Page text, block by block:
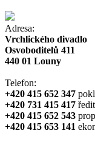
Adresa:
Vrchlického divadlo
Osvoboditelů 411
440 01 Louny
Telefon:
+420 415 652 347
+420 731 415 417
+420 415 652 543
+420 415 653 141